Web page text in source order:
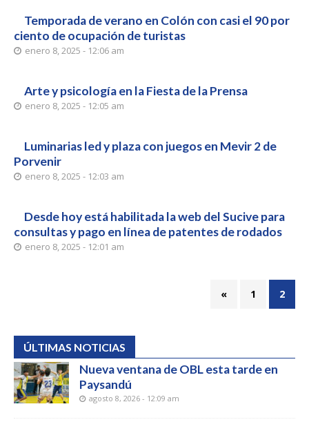
Temporada de verano en Colón con casi el 90 por
ciento de ocupación de turistas
enero 8, 2025 - 12:06 am
Arte y psicología en la Fiesta de la Prensa
enero 8, 2025 - 12:05 am
Luminarias led y plaza con juegos en Mevir 2 de
Porvenir
enero 8, 2025 - 12:03 am
Desde hoy está habilitada la web del Sucive para
consultas y pago en línea de patentes de rodados
enero 8, 2025 - 12:01 am
« 1 2
ÚLTIMAS NOTICIAS
Nueva ventana de OBL esta tarde en
Paysandú
agosto 8, 2026 - 12:09 am